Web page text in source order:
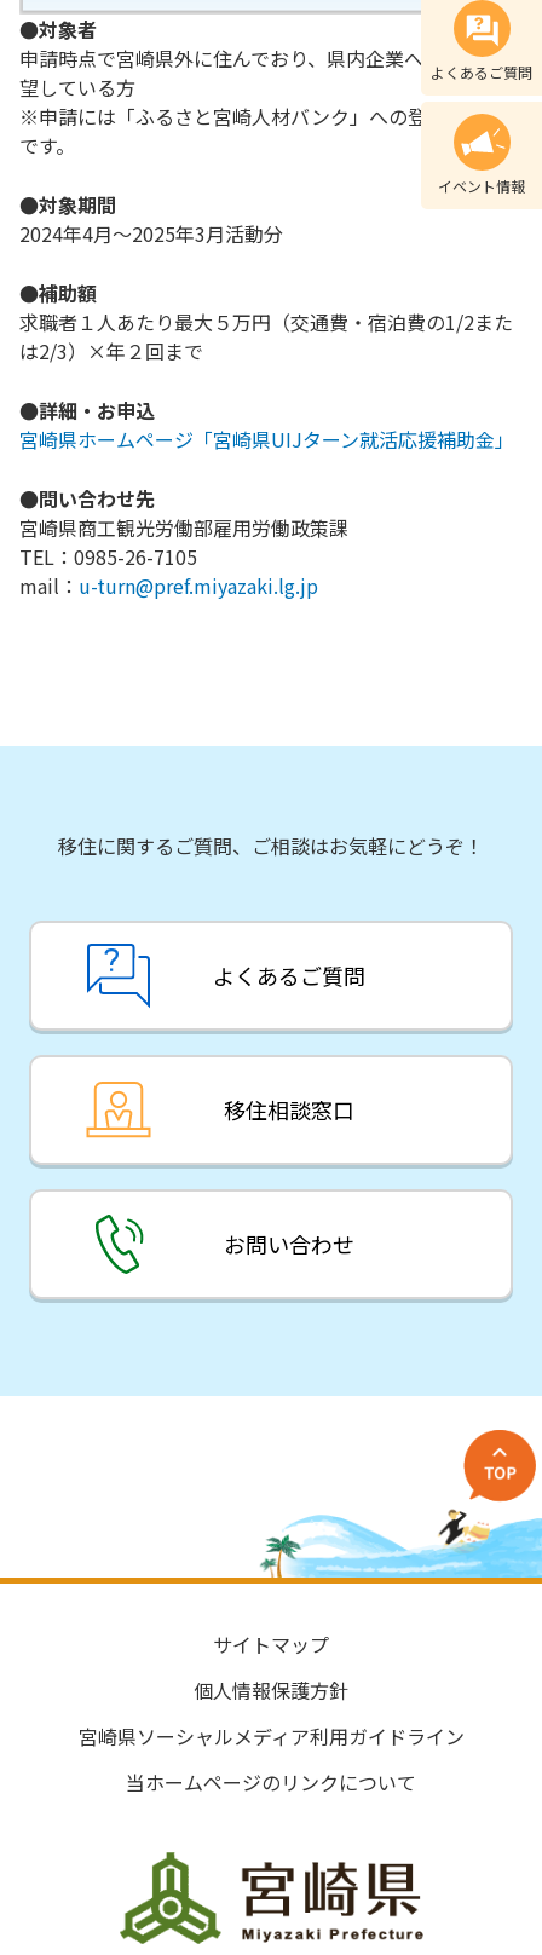
●対象者
申請時点で宮崎県外に住んでおり、県内企業への就職を希
望している方
※申請には「ふるさと宮崎人材バンク」への登録が必要
です。
●対象期間
2024年4月～2025年3月活動分
●補助額
求職者１人あたり最大５万円（交通費・宿泊費の1/2また
は2/3）×年２回まで
●詳細・お申込
宮崎県ホームページ「宮崎県UIJターン就活応援補助金」
●問い合わせ先
宮崎県商工観光労働部雇用労働政策課
TEL：0985-26-7105
mail： u-turn@pref.miyazaki.lg.jp
よくあるご質問
イベント情報
移住に関するご質問、ご相談はお気軽にどうぞ！
よくあるご質問
移住相談窓口
お問い合わせ
サイトマップ
個人情報保護方針
宮崎県ソーシャルメディア利用ガイドライン
当ホームページのリンクについて